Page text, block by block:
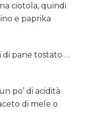
ciotola, quindi
e paprika
di pane tostato …
po’ di acidità
di mele o